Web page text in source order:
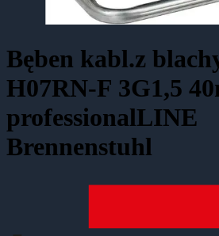
Bęben kabl.z
H07RN-F 3G1,5
professionalLINE
Brennenstuhl